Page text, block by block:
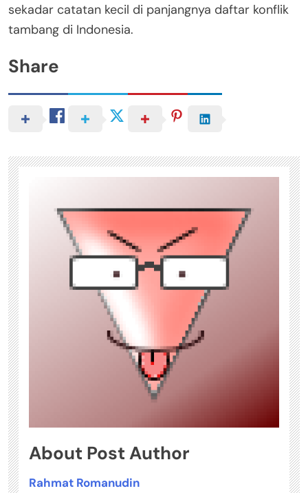
sekadar catatan kecil di panjangnya daftar konflik
tambang di Indonesia.
Share
About Post Author
Rahmat Romanudin